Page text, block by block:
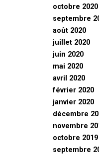
octobre 2020
septembre
août 2020
juillet 2020
juin 2020
mai 2020
avril 2020
février 2020
janvier 2020
décembre
novembre
octobre 2019
septembre